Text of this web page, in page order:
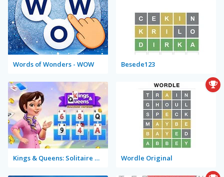
Words of Wonders - WOW Besede123
Kings & Queens: Solitaire Tripeaks Wordle Original